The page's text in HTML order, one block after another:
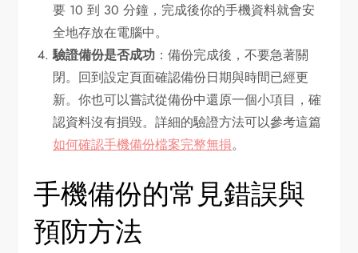
要 10 到 30 分鐘，完成後你的手機資料就會安
全地存放在電腦中。
驗證備份是否成功 ：備份完成後，不要急著關
閉。回到設定頁面確認備份日期與時間已經更
新。你也可以嘗試從備份中還原一個小項目，確
認資料沒有損毀。詳細的驗證方法可以參考這篇
如何確認手機備份檔案完整無損。
手機備份的常見錯誤與
預防方法